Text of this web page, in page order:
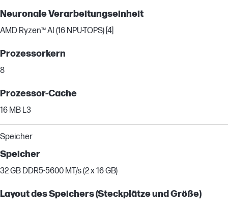
Neuronale Verarbeitungseinheit
AMD Ryzen™ AI (16 NPU-TOPS) [4]
Prozessorkern
8
Prozessor-Cache
16 MB L3
Speicher
Speicher
32 GB DDR5-5600 MT/s (2 x 16 GB)
Layout des Speichers (Steckplätze und Größe)